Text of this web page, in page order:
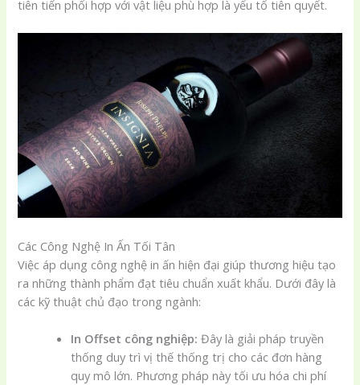
tiên tiến phối hợp với vật liệu phù hợp là yếu tố tiên quyết.
Các Công Nghệ In Ấn Tối Tân
Việc áp dụng công nghệ in ấn hiện đại giúp thương hiệu tạo
ra những thành phẩm đạt tiêu chuẩn xuất khẩu. Dưới đây là
các kỹ thuật chủ đạo trong ngành:
In Offset công nghiệp: Đây là giải pháp truyền
thống duy trì vị thế thống trị cho các đơn hàng
quy mô lớn. Phương pháp này tối ưu hóa chi phí